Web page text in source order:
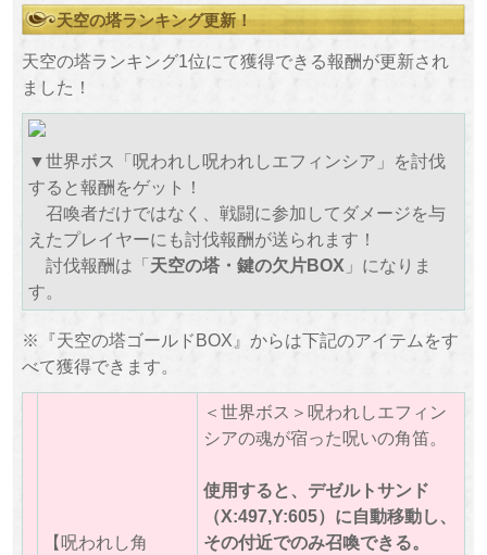
天空の塔ランキング更新！
天空の塔ランキング1位にて獲得できる報酬が更新され
ました！
▼世界ボス「呪われし呪われしエフィンシア」を討伐
すると報酬をゲット！
召喚者だけではなく、戦闘に参加してダメージを与
えたプレイヤーにも討伐報酬が送られます！
討伐報酬は「天空の塔・鍵の欠片BOX 」になりま
す。
※『天空の塔ゴールドBOX』からは下記のアイテムをす
べて獲得できます。
【呪われし角
＜世界ボス＞呪われしエフィン
シアの魂が宿った呪いの角笛。
使用すると、デゼルトサンド
（X:497,Y:605）に自動移動し、
その付近でのみ召喚できる。